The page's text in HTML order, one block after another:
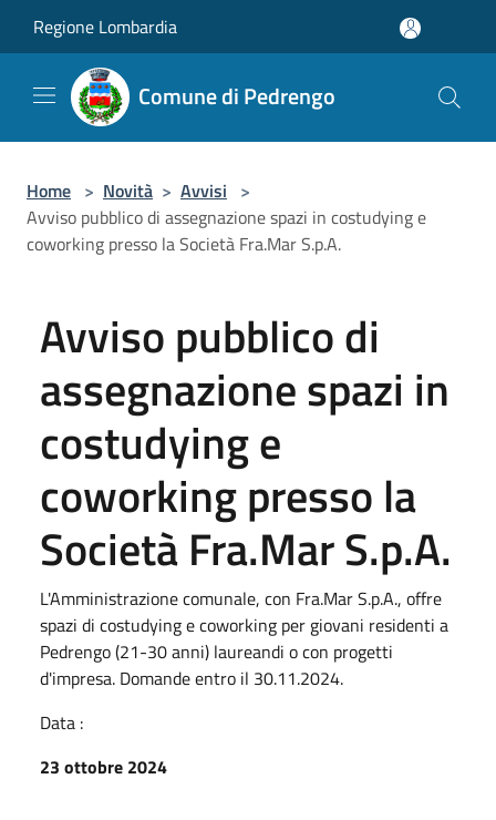
Regione Lombardia
Comune di Pedrengo
Home > Novità > Avvisi >
Avviso pubblico di assegnazione spazi in costudying e
coworking presso la Società Fra.Mar S.p.A.
Avviso pubblico di
assegnazione spazi in
costudying e
coworking presso la
Società Fra.Mar S.p.A.
L'Amministrazione comunale, con Fra.Mar S.p.A., offre
spazi di costudying e coworking per giovani residenti a
Pedrengo (21-30 anni) laureandi o con progetti
d'impresa. Domande entro il 30.11.2024.
Data :
23 ottobre 2024